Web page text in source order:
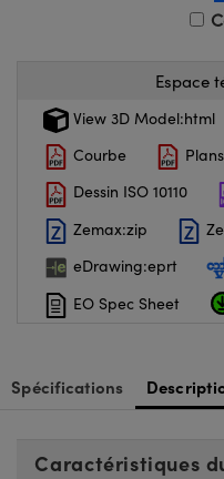
Espace
View 3D Model:html
Courbe
Dessin ISO 10110
Zemax:zip
eDrawing:eprt
EO Spec Sheet
Spécifications
Caractéristiques